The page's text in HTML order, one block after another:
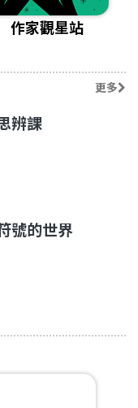
作家觀星站
更多
辨課
號的世界